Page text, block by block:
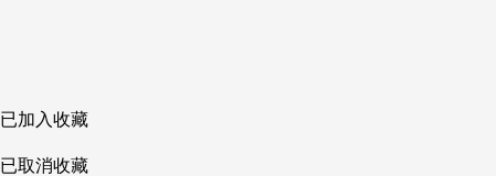
已加入收藏
已取消收藏